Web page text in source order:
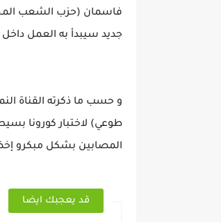
فاسمان (حزب الشعب
جديد سيبدأ به العمل
و حسب ما ذكرته القناة
طوعي) لاختبار كورونا
المصابين بشكل مبكرو
قد يعجبك ايضا